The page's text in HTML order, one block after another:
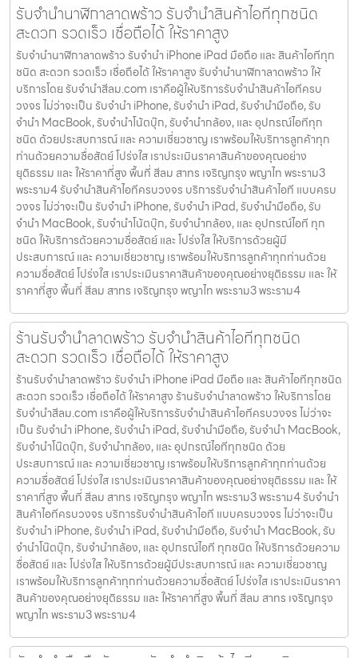
รับจำนำนาฬิกาลาดพร้าว รับจำนำสินค้าไอทีทุกชนิด
สะดวก รวดเร็ว เชื่อถือได้ ให้ราคาสูง
รับจำนำนาฬิกาลาดพร้าว รับจำนำ iPhone iPad มือถือ และ สินค้าไอทีทุก
ชนิด สะดวก รวดเร็ว เชื่อถือได้ ให้ราคาสูง รับจำนำนาฬิกาลาดพร้าว ให้
บริการโดย รับจํานําสีลม.com เราคือผู้ให้บริการรับจำนำสินค้าไอทีครบ
วงจร ไม่ว่าจะเป็น รับจำนำ iPhone, รับจำนำ iPad, รับจำนำมือถือ, รับ
จำนำ MacBook, รับจำนำโน้ตบุ๊ก, รับจำนำกล้อง, และ อุปกรณ์ไอทีทุก
ชนิด ด้วยประสบการณ์ และ ความเชี่ยวชาญ เราพร้อมให้บริการลูกค้าทุก
ท่านด้วยความซื่อสัตย์ โปร่งใส เราประเมินราคาสินค้าของคุณอย่าง
ยุติธรรม และ ให้ราคาที่สูง พื้นที่ สีลม สาทร เจริญกรุง พญาไท พระราม3
พระราม4 รับจำนำสินค้าไอทีครบวงจร บริการรับจำนำสินค้าไอที แบบครบ
วงจร ไม่ว่าจะเป็น รับจำนำ iPhone, รับจำนำ iPad, รับจำนำมือถือ, รับ
จำนำ MacBook, รับจำนำโน้ตบุ๊ก, รับจำนำกล้อง, และ อุปกรณ์ไอที ทุก
ชนิด ให้บริการด้วยความซื่อสัตย์ และ โปร่งใส ให้บริการด้วยผู้มี
ประสบการณ์ และ ความเชี่ยวชาญ เราพร้อมให้บริการลูกค้าทุกท่านด้วย
ความซื่อสัตย์ โปร่งใส เราประเมินราคาสินค้าของคุณอย่างยุติธรรม และ ให้
ราคาที่สูง พื้นที่ สีลม สาทร เจริญกรุง พญาไท พระราม3 พระราม4
ร้านรับจำนำลาดพร้าว รับจำนำสินค้าไอทีทุกชนิด
สะดวก รวดเร็ว เชื่อถือได้ ให้ราคาสูง
ร้านรับจำนำลาดพร้าว รับจำนำ iPhone iPad มือถือ และ สินค้าไอทีทุกชนิด
สะดวก รวดเร็ว เชื่อถือได้ ให้ราคาสูง ร้านรับจำนำลาดพร้าว ให้บริการโดย
รับจํานําสีลม.com เราคือผู้ให้บริการรับจำนำสินค้าไอทีครบวงจร ไม่ว่าจะ
เป็น รับจำนำ iPhone, รับจำนำ iPad, รับจำนำมือถือ, รับจำนำ MacBook,
รับจำนำโน๊ตบุ๊ก, รับจำนำกล้อง, และ อุปกรณ์ไอทีทุกชนิด ด้วย
ประสบการณ์ และ ความเชี่ยวชาญ เราพร้อมให้บริการลูกค้าทุกท่านด้วย
ความซื่อสัตย์ โปร่งใส เราประเมินราคาสินค้าของคุณอย่างยุติธรรม และ ให้
ราคาที่สูง พื้นที่ สีลม สาทร เจริญกรุง พญาไท พระราม3 พระราม4 รับจำนำ
สินค้าไอทีครบวงจร บริการรับจำนำสินค้าไอที แบบครบวงจร ไม่ว่าจะเป็น
รับจำนำ iPhone, รับจำนำ iPad, รับจำนำมือถือ, รับจำนำ MacBook, รับ
จำนำโน๊ตบุ๊ก, รับจำนำกล้อง, และ อุปกรณ์ไอที ทุกชนิด ให้บริการด้วยความ
ซื่อสัตย์ และ โปร่งใส ให้บริการด้วยผู้มีประสบการณ์ และ ความเชี่ยวชาญ
เราพร้อมให้บริการลูกค้าทุกท่านด้วยความซื่อสัตย์ โปร่งใส เราประเมินราคา
สินค้าของคุณอย่างยุติธรรม และ ให้ราคาที่สูง พื้นที่ สีลม สาทร เจริญกรุง
พญาไท พระราม3 พระราม4